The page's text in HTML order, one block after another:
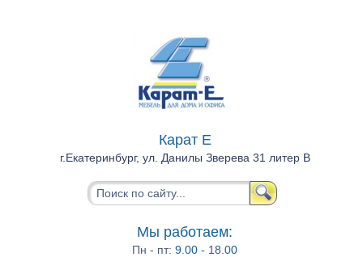
Карат Е
г.Екатеринбург, ул. Данилы Зверева 31 литер В
Мы работаем:
Пн - пт:9.00 - 18.00